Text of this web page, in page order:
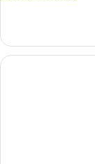
(Crockett)
anzeigen
Room,
King